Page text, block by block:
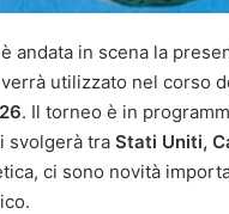
andata in scena la
utilizzato nel corso
. Il torneo è in
svolgerà tra Stati Uniti,
ci sono novità